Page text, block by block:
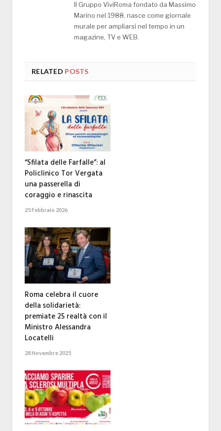
Il Gruppo ViviRoma fondato da Massimo
Marino nel 1988, nasce come giornale
murale per ampliarsi nel tempo in un
magazine, TV e WEB.
RELATED POSTS
“Sfilata delle Farfalle”: al
Policlinico Tor Vergata
una passerella di
coraggio e rinascita
25 Febbraio 2026
Roma celebra il cuore
della solidarietà:
premiate 25 realtà con il
Ministro Alessandra
Locatelli
28 Novembre 2025